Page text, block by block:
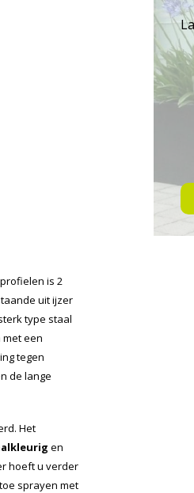
is 2
uit ijzer
type staal
een
tegen
de lange
Het
en
hoeft u verder
sprayen met